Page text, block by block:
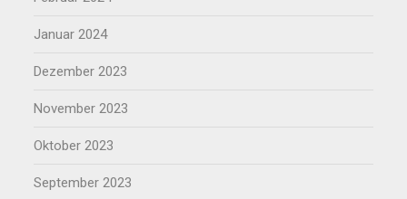
Januar 2024
Dezember 2023
November 2023
Oktober 2023
September 2023